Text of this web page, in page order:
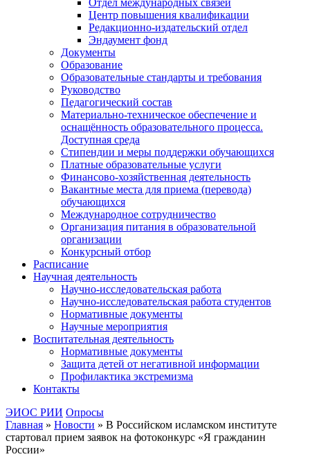
Отдел международных связей
Центр повышения квалификации
Редакционно-издательский отдел
Эндаумент фонд
Документы
Образование
Образовательные стандарты и требования
Руководство
Педагогический состав
Материально-техническое обеспечение и
оснащённость образовательного процесса.
Доступная среда
Стипендии и меры поддержки обучающихся
Платные образовательные услуги
Финансово-хозяйственная деятельность
Вакантные места для приема (перевода)
обучающихся
Международное сотрудничество
Организация питания в образовательной
организации
Конкурсный отбор
Расписание
Научная деятельность
Научно-исследовательская работа
Научно-исследовательская работа студентов
Нормативные документы
Научные мероприятия
Воспитательная деятельность
Нормативные документы
Защита детей от негативной информации
Профилактика экстремизма
Контакты
ЭИОС РИИ Опросы
Главная » Новости » В Российском исламском институте
стартовал прием заявок на фотоконкурс «Я гражданин
России»